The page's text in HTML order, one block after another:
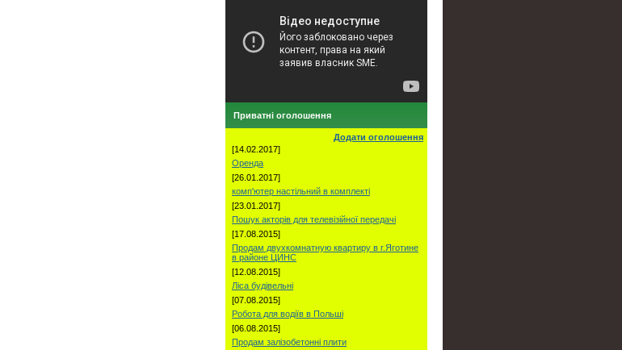
Приватні оголошення
Додати оголошення
[14.02.2017]
Оренда
[26.01.2017]
комп'ютер настільний в комплекті
[23.01.2017]
Пошук акторів для телевізійної передачі
[17.08.2015]
Продам двухкомнатную квартиру в г.Яготине
в районе ЦИНС
[12.08.2015]
Ліса будівельні
[07.08.2015]
Робота для водіїв в Польші
[06.08.2015]
Продам залізобетонні плити